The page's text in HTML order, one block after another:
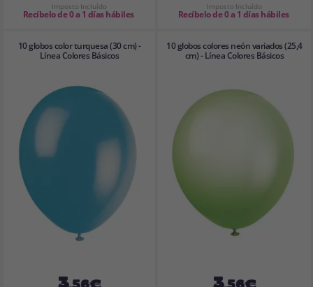
Imposto Incluído
Recíbelo de 0 a 1 días hábiles
Imposto Incluído
Recíbelo de 0 a 1 días hábiles
10 globos color turquesa (30 cm) -
Línea Colores Básicos
3,56€
10 globos colores neón variados (25,4
cm) - Línea Colores Básicos
3,56€